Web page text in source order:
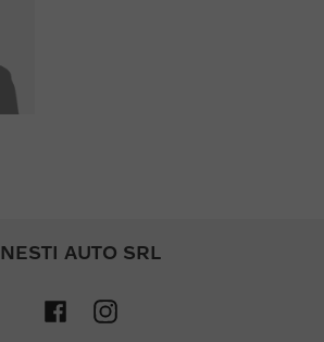
NESTI AUTO SRL